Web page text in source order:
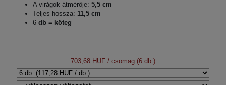
A virágok átmérője: 5,5 cm
Teljes hossza: 11,5 cm
6 db = köteg
703,68 HUF / csomag (6 db.)